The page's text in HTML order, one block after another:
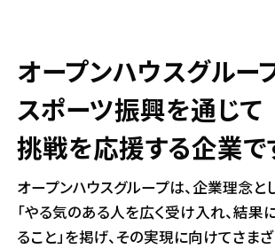
オープンハウスグルー
スポーツ振興を通じて
挑戦を応援する企業で
オープンハウスグループは、企業理念と
「やる気のある人を広く受け入れ、結果
ること」を掲げ、その実現に向けてさま